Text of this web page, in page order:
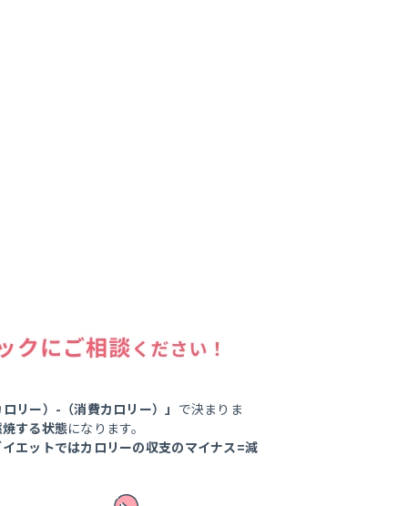
リー）-（消費カロリー）」 で決まりま
する状態になります。
エットではカロリーの収支のマイナス=減